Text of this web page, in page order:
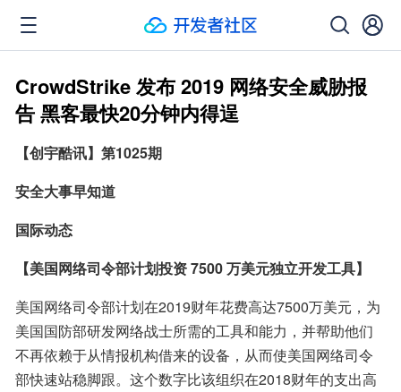
CrowdStrike 发布 2019 网络安全威胁报
告 黑客最快20分钟内得逞
【创宇酷讯】第1025期
安全大事早知道
国际动态
【美国网络司令部计划投资 7500 万美元独立开发工具】
美国网络司令部计划在2019财年花费高达7500万美元，为
美国国防部研发网络战士所需的工具和能力，并帮助他们
不再依赖于从情报机构借来的设备，从而使美国网络司令
部快速站稳脚跟。这个数字比该组织在2018财年的支出高